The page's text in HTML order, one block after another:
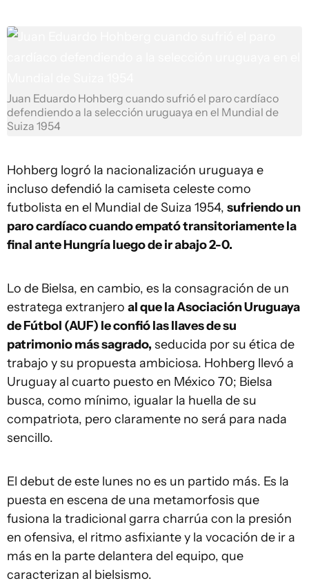
Juan Eduardo Hohberg cuando sufrió el paro cardíaco
defendiendo a la selección uruguaya en el Mundial de
Suiza 1954
Hohberg logró la nacionalización uruguaya e
incluso defendió la camiseta celeste como
futbolista en el Mundial de Suiza 1954, sufriendo un
paro cardíaco cuando empató transitoriamente la
final ante Hungría luego de ir abajo 2-0.
Lo de Bielsa, en cambio, es la consagración de un
estratega extranjero al que la Asociación Uruguaya
de Fútbol (AUF) le confió las llaves de su
patrimonio más sagrado, seducida por su ética de
trabajo y su propuesta ambiciosa. Hohberg llevó a
Uruguay al cuarto puesto en México 70; Bielsa
busca, como mínimo, igualar la huella de su
compatriota, pero claramente no será para nada
sencillo.
El debut de este lunes no es un partido más. Es la
puesta en escena de una metamorfosis que
fusiona la tradicional garra charrúa con la presión
en ofensiva, el ritmo asfixiante y la vocación de ir a
más en la parte delantera del equipo, que
caracterizan al bielsismo.